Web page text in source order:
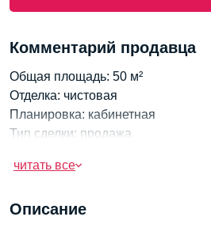
Описание
Комментарий продавца
Общая площадь: 50 м²
Отделка: чистовая
Планировка: кабинетная
Тип сделки: продажа
Ваш офис — в шаге от воды!
воздух и престижный адрес.
читать все